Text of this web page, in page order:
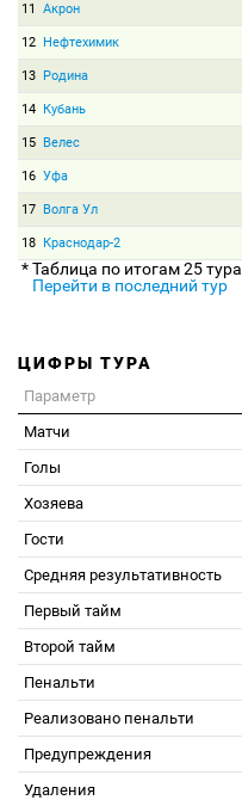
11 Акрон
12 Нефтехимик
13 Родина
14 Кубань
15 Велес
16 Уфа
17 Волга Ул
18 Краснодар-2
* Таблица по итогам 25 тура
Перейти в последний тур
ЦИФРЫ ТУРА
Параметр
Матчи
Голы
Хозяева
Гости
Средняя результативность
Первый тайм
Второй тайм
Пенальти
Реализовано пенальти
Предупреждения
Удаления